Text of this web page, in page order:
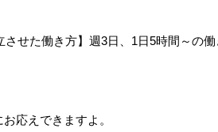
せた働き方】週3日、1日5時間～の働
応えできますよ。